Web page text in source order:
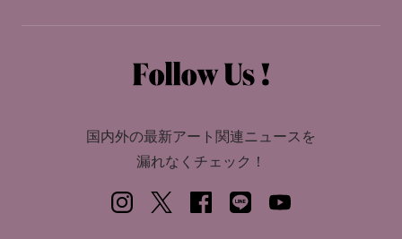
国内外の最新アート関連ニュースを
漏れなくチェック！